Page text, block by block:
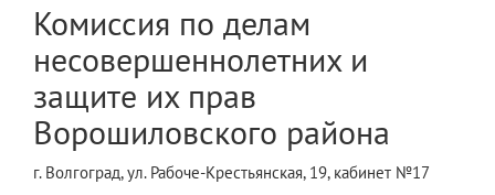
Комиссия по делам
несовершеннолетних и
защите их прав
Ворошиловского района
г. Волгоград, ул. Рабоче-Крестьянская, 19, кабинет №17